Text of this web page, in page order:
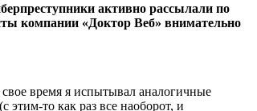
активно рассылали по
компании «Доктор Веб» внимательно
время я испытывал аналогичные
то как раз все наоборот, и